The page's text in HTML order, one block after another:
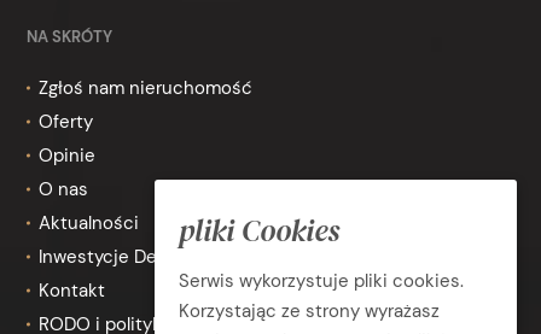
NA SKRÓTY
Zgłoś nam nieruchomość
Oferty
Opinie
O nas
Aktualności
Inwestycje Deweloperskie
Kontakt
RODO i polityka prywatności
pliki Cookies
Serwis wykorzystuje pliki cookies.
Korzystając ze strony wyrażasz